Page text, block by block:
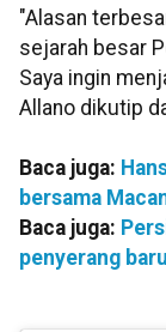
"Alasan
sejarah besar
Saya ingin
Allano dikutip
Baca juga:
bersama
Baca juga:
penyerang